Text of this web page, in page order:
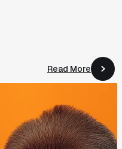
Read More
Read More